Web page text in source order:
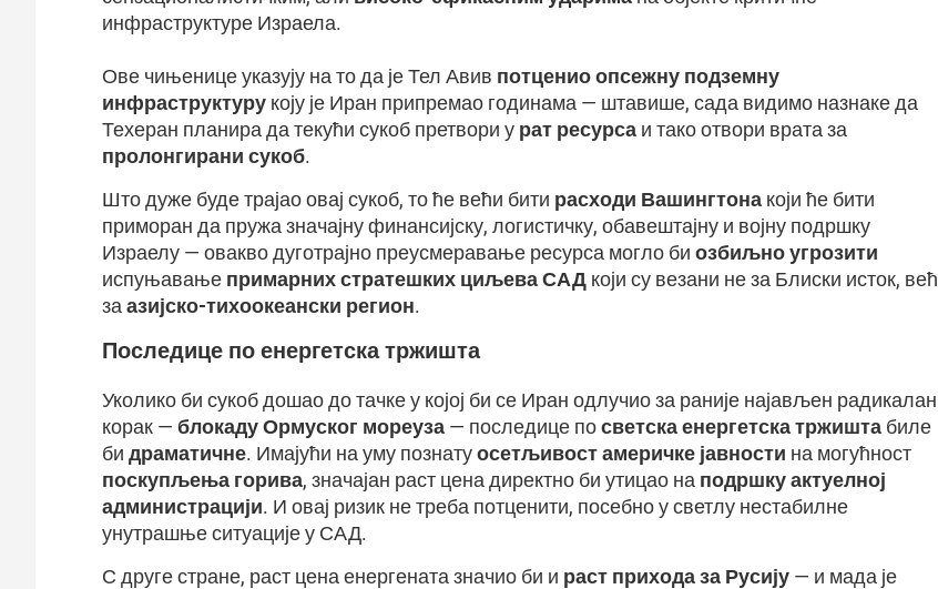
инфраструктуре Израела.
Ове чињенице указују на то да је Тел Авив потценио опсежну подземну
инфраструктуру коју је Иран припремао годинама — штавише, сада видимо назнаке да
Техеран планира да текући сукоб претвори у рат ресурса и тако отвори врата за
пролонгирани сукоб.
Што дуже буде трајао овај сукоб, то ће већи бити расходи Вашингтона који ће бити
приморан да пружа значајну финансијску, логистичку, обавештајну и војну подршку
Израелу — овакво дуготрајно преусмеравање ресурса могло би озбиљно угрозити
испуњавање примарних стратешких циљева САД који су везани не за Блиски исток, већ
за азијско-тихоокеански регион.
Последице по енергетска тржишта
Уколико би сукоб дошао до тачке у којој би се Иран одлучио за раније најављен радикалан
корак — блокаду Ормуског мореуза — последице по светска енергетска тржишта биле
би драматичне. Имајући на уму познату осетљивост америчке јавности на могућност
поскупљења горива, значајан раст цена директно би утицао на подршку актуелној
администрацији. И овај ризик не треба потценити, посебно у светлу нестабилне
унутрашње ситуације у САД.
С друге стране, раст цена енергената значио би и раст прихода за Русију — и мада је